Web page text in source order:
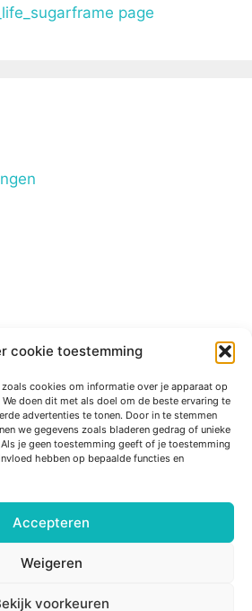
cookie toestemming
cookies om informatie over je apparaat op
doen dit met als doel om de beste ervaring te
advertenties te tonen. Door in te stemmen
we gegevens zoals bladeren gedrag of unieke
je geen toestemming geeft of je toestemming
hebben op bepaalde functies en
Accepteren
Weigeren
voorkeuren
• Gebouwd met